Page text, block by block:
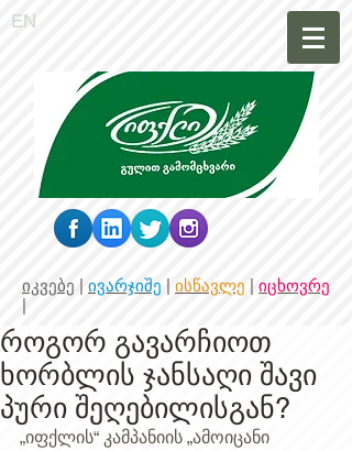
EN
იკვებე ივარჯიშე ისწავლე
იცხოვრე
როგორ გავარჩიოთ
ხორბლის ჯანსაღი შავი
პური შეღებილისგან?
„იფქლის“ კამპანიის „ამოიცანი